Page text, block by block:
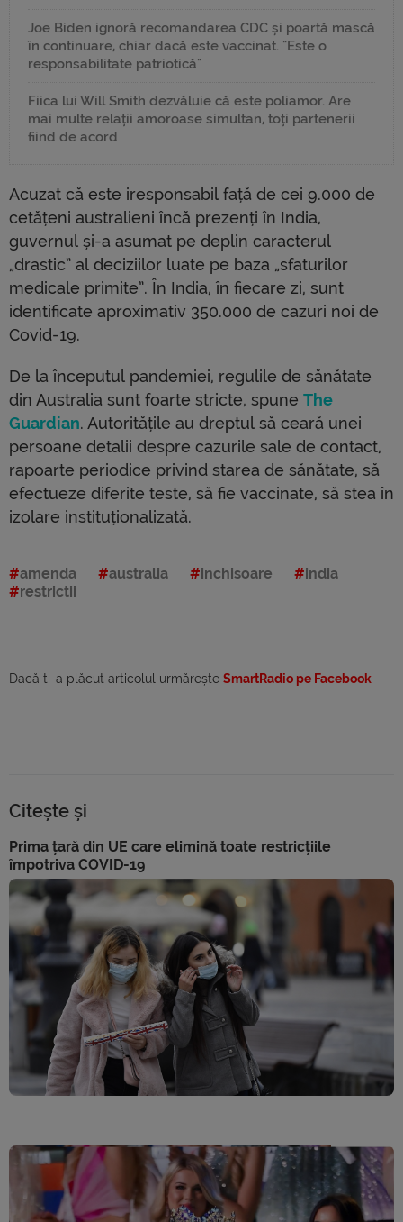
Joe Biden ignoră recomandarea CDC și poartă mască
în continuare, chiar dacă este vaccinat. "Este o
responsabilitate patriotică"
Fiica lui Will Smith dezvăluie că este poliamor. Are
mai multe relații amoroase simultan, toți partenerii
fiind de acord
Acuzat că este iresponsabil față de cei 9.000 de
cetățeni australieni încă prezenți în India,
guvernul și-a asumat pe deplin caracterul
„drastic” al deciziilor luate pe baza „sfaturilor
medicale primite”. În India, în fiecare zi, sunt
identificate aproximativ 350.000 de cazuri noi de
Covid-19.
De la începutul pandemiei, regulile de sănătate
din Australia sunt foarte stricte, spune The
Guardian. Autoritățile au dreptul să ceară unei
persoane detalii despre cazurile sale de contact,
rapoarte periodice privind starea de sănătate, să
efectueze diferite teste, să fie vaccinate, să stea în
izolare instituționalizată.
amenda australia inchisoare
india
restrictii
Dacă ti-a plăcut articolul urmărește SmartRadio pe Facebook
Citește și
Prima țară din UE care elimină toate restricțiile
împotriva COVID-19